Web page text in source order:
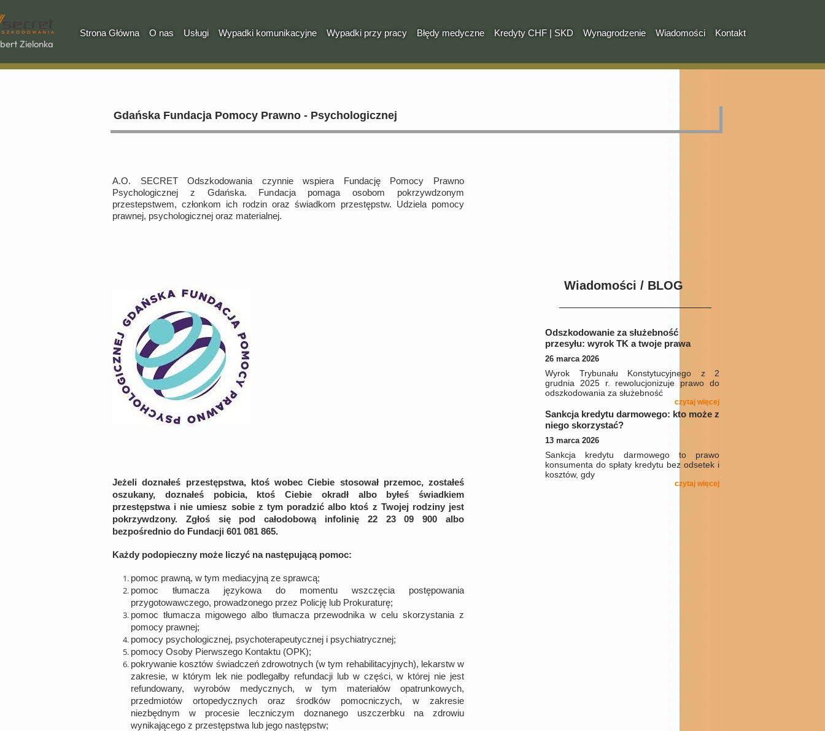
Odszkodowanie za służebność
przesyłu: wyrok TK a twoje prawa
26 marca 2026
Wyrok Trybunału Konstytucyjnego z 2
grudnia 2025 r. rewolucjonizuje prawo do
odszkodowania za służebność
czytaj więcej
Sankcja kredytu darmowego: kto może z
niego skorzystać?
13 marca 2026
Sankcja kredytu darmowego to prawo
konsumenta do spłaty kredytu bez odsetek i
kosztów, gdy
czytaj więcej
Gdańska Fundacja Pomocy Prawno - Psychologicznej
Wiadomości / BLOG
Zielonka
Strona Główna O nas Usługi Wypadki komunikacyjne Wypadki przy pracy Błędy medyczne Kredyty CHF | SKD Wynagrodzenie Wiadomości Kontakt
A.O. SECRET Odszkodowania czynnie wspiera Fundację Pomocy Prawno
Psychologicznej z Gdańska. Fundacja pomaga osobom pokrzywdzonym
przestepstwem, członkom ich rodzin oraz świadkom przestępstw. Udziela pomocy
prawnej, psychologicznej oraz materialnej.
Jeżeli doznałeś przestępstwa, ktoś wobec Ciebie stosował przemoc, zostałeś
oszukany, doznałeś pobicia, ktoś Ciebie okradł albo byłeś świadkiem
przestępstwa i nie umiesz sobie z tym poradzić albo ktoś z Twojej rodziny jest
pokrzywdzony. Zgłoś się pod całodobową infolinię 22 23 09 900 albo
bezpośrednio do Fundacji 601 081 865.
Każdy podopieczny może liczyć na następującą pomoc:
pomoc prawną, w tym mediacyjną ze sprawcą;
pomoc tłumacza językowa do momentu wszczęcia postępowania
przygotowawczego, prowadzonego przez Policję lub Prokuraturę;
pomoc tłumacza migowego albo tłumacza przewodnika w celu skorzystania z
pomocy prawnej;
pomocy psychologicznej, psychoterapeutycznej i psychiatrycznej;
pomocy Osoby Pierwszego Kontaktu (OPK);
pokrywanie kosztów świadczeń zdrowotnych (w tym rehabilitacyjnych), lekarstw w
zakresie, w którym lek nie podlegałby refundacji lub w części, w której nie jest
refundowany, wyrobów medycznych, w tym materiałów opatrunkowych,
przedmiotów ortopedycznych oraz środków pomocniczych, w zakresie
niezbędnym w procesie leczniczym doznanego uszczerbku na zdrowiu
wynikającego z przestępstwa lub jego następstw;